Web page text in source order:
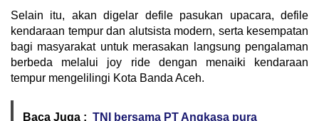
Selain itu, akan digelar defile pasukan upacara, defile
kendaraan tempur dan alutsista modern, serta kesempatan
bagi masyarakat untuk merasakan langsung pengalaman
berbeda melalui joy ride dengan menaiki kendaraan
tempur mengelilingi Kota Banda Aceh.
Baca Juga : TNI bersama PT Angkasa pura